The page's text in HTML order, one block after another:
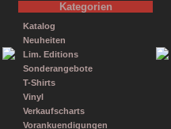
Kategorien
Katalog
Neuheiten
Lim. Editions
Sonderangebote
T-Shirts
Vinyl
Verkaufscharts
Vorankuendigungen